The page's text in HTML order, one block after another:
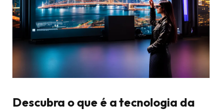
Descubra o que é a tecnologia da